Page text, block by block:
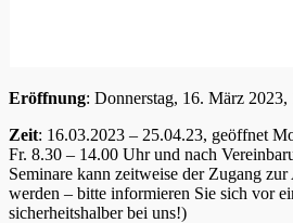
Eröffnung: Donnerstag, 16. März
Zeit: 16.03.2023 – 25.04.23, geöffnet
Fr. 8.30 – 14.00 Uhr und nach
Seminare kann zeitweise der Zugang
werden – bitte informieren Sie sich vor
sicherheitshalber bei uns!)